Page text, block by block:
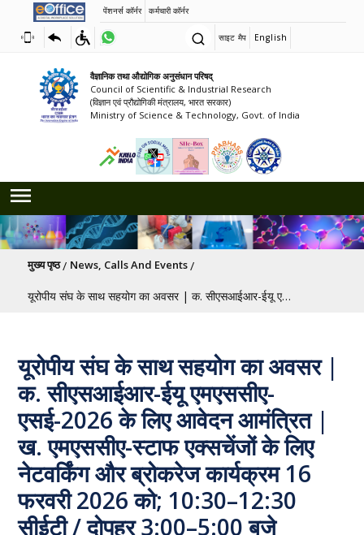
पेंशनर्स कॉर्नर कर्मचारी कॉर्नर
साइट मैप English
वैज्ञानिक तथा औद्योगिक अनुसंधान परिषद्
Council of Scientific & Industrial Research
(विज्ञान एवं प्रौद्योगिकी मंत्रालय, भारत सरकार)
Ministry of Science & Technology, Govt. of India
पग चिन्ह
मुख्य पृष्ठ News, Calls And Events
यूरोपीय संघ के साथ सहयोग का अवसर | क. सीएसआईआर-ईयू एमएससीए-एसई-2026 के लिए आवेदन आमंत्रित | ख. एमएससीए-स्टाफ एक्सचेंजों के लिए नेटवर्किंग और ब्रोकरेज कार्यक्रम 16 फरवरी 2026 को; 10:30–12:30 सीईटी / दोपहर 3:00–5:00 बजे आईएसटी।
यूरोपीय संघ के साथ सहयोग का अवसर |
क. सीएसआईआर-ईयू एमएससीए-
एसई-2026 के लिए आवेदन आमंत्रित |
ख. एमएससीए-स्टाफ एक्सचेंजों के लिए
नेटवर्किंग और ब्रोकरेज कार्यक्रम 16
फरवरी 2026 को; 10:30–12:30
सीईटी / दोपहर 3:00–5:00 बजे